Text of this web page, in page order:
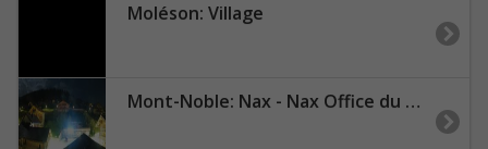
Moléson: Village
Mont-Noble: Nax - Nax Office du Tourisme